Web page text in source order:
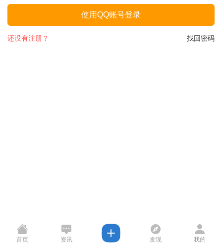
使用QQ账号登录
找回密码
还没有注册？
首页 资讯 发现 我的